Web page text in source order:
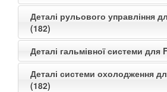
Деталі рульового управління
(182)
Деталі гальмівної системи для
Деталі системи охолодження
(182)